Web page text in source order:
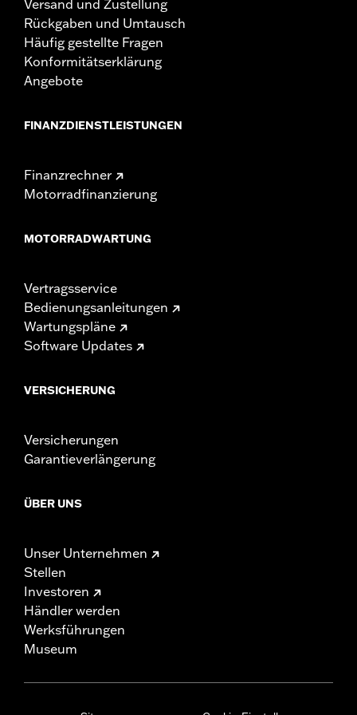
Versand und Zustellung
Rückgaben und Umtausch
Häufig gestellte Fragen
Konformitätserklärung
Angebote
FINANZDIENSTLEISTUNGEN
Finanzrechner
Motorradfinanzierung
MOTORRADWARTUNG
Vertragsservice
Bedienungsanleitungen
Wartungspläne
Software Updates
VERSICHERUNG
Versicherungen
Garantieverlängerung
ÜBER UNS
Unser Unternehmen
Stellen
Investoren
Händler werden
Werksführungen
Museum